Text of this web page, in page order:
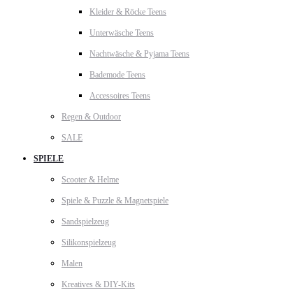
Kleider & Röcke Teens
Unterwäsche Teens
Nachtwäsche & Pyjama Teens
Bademode Teens
Accessoires Teens
Regen & Outdoor
SALE
SPIELE
Scooter & Helme
Spiele & Puzzle & Magnetspiele
Sandspielzeug
Silikonspielzeug
Malen
Kreatives & DIY-Kits